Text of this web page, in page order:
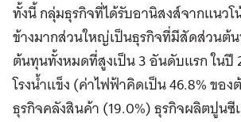
ทั้งนี้ กลุ่มธุรกิจที่ได้รับอานิสงส์จากแนว
ข้างมากส่วนใหญ่เป็นธุรกิจที่มีสัดส่วนต้
ต้นทุนทั้งหมดที่สูงเป็น 3 อันดับแรก ในปี
โรงน้ำแข็ง (ค่าไฟฟ้าคิดเป็น 46.8% ขอ
ธุรกิจคลังสินค้า (19.0%) ธุรกิจผลิตปูนซี